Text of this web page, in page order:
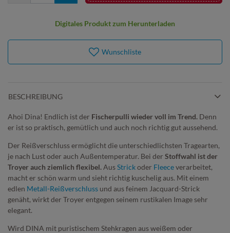
Digitales Produkt zum Herunterladen
Wunschliste
BESCHREIBUNG
Ahoi Dina! Endlich ist der Fischerpulli wieder voll im Trend. Denn
er ist so praktisch, gemütlich und auch noch richtig gut aussehend.
Der Reißverschluss ermöglicht die unterschiedlichsten Tragearten,
je nach Lust oder auch Außentemperatur. Bei der Stoffwahl ist der
Troyer auch ziemlich flexibel.AusStrickoder Fleeceverarbeitet,
macht er schön warm und sieht richtig kuschelig aus. Mit einem
edlen Metall-Reißverschluss und aus feinem Jacquard-Strick
genäht, wirkt der Troyer entgegen seinem rustikalen Image sehr
elegant.
Wird DINA mit puristischem Stehkragen aus weißem oder